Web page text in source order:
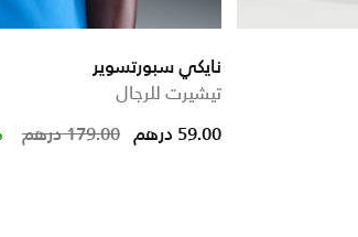
نايكي سبورتسوير
تيشيرت للرجال
Price reduced from179.00 درهم to 59.00 درهم